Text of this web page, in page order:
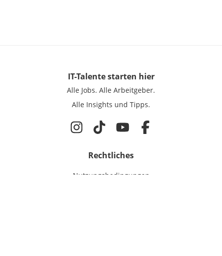
IT-Talentestarten hier
Alle Jobs. Alle Arbeitgeber.
Alle Insights und Tipps.
Rechtliches
Nutzungsbedingungen